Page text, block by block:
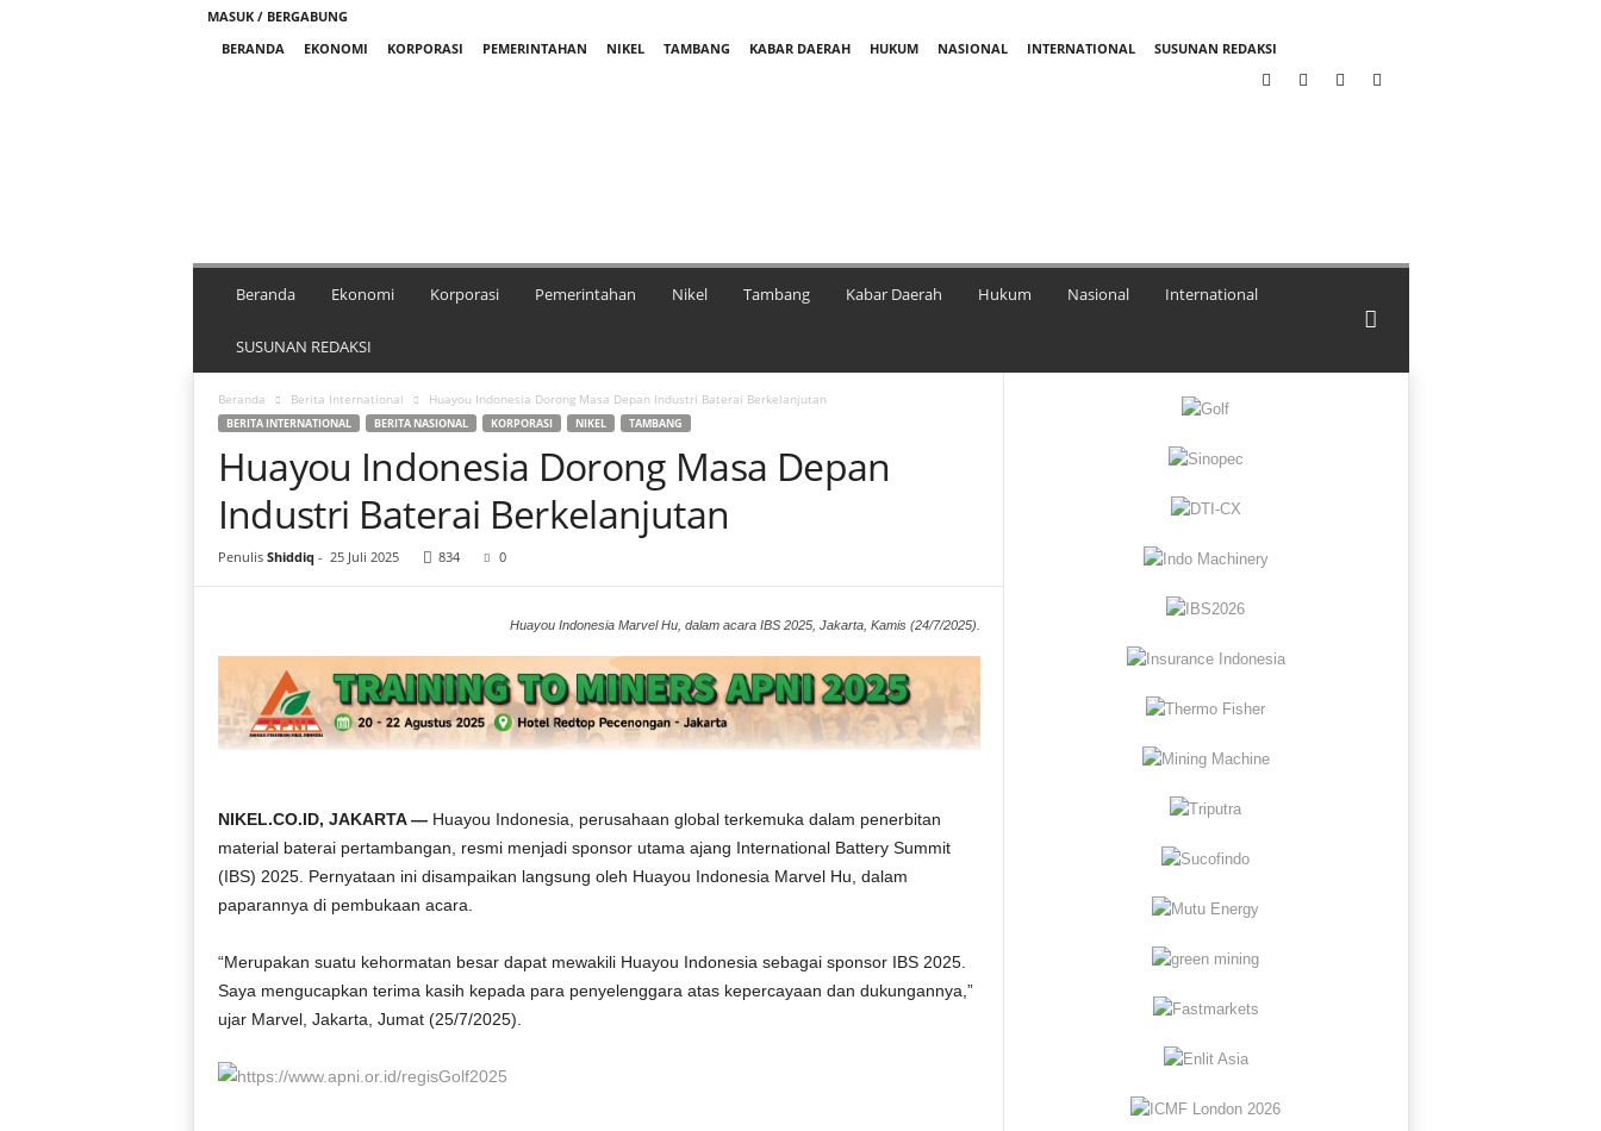
MASUK / BERGABUNG
BERANDA
EKONOMI KORPORASI PEMERINTAHAN NIKEL TAMBANG KABAR DAERAH HUKUM NASIONAL INTERNATIONAL SUSUNAN REDAKSI
i
Beranda Ekonomi Korporasi Pemerintahan Nikel Tambang Kabar Daerah Hukum Nasional International
SUSUNAN REDAKSI
Beranda Berita International Huayou Indonesia Dorong Masa Depan Industri Baterai Berkelanjutan
BERITA INTERNATIONAL BERITA NASIONAL KORPORASI NIKEL TAMBANG
Huayou Indonesia Dorong Masa Depan
Industri Baterai Berkelanjutan
Penulis Shiddiq- 25 Juli 2025 834 0
Huayou Indonesia Marvel Hu, dalam acara IBS 2025, Jakarta, Kamis (24/7/2025).
NIKEL.CO.ID, JAKARTA — Huayou Indonesia, perusahaan global terkemuka dalam penerbitan
material baterai pertambangan, resmi menjadi sponsor utama ajang International Battery Summit
(IBS) 2025. Pernyataan ini disampaikan langsung oleh Huayou Indonesia Marvel Hu, dalam
paparannya di pembukaan acara.
“Merupakan suatu kehormatan besar dapat mewakili Huayou Indonesia sebagai sponsor IBS 2025.
Saya mengucapkan terima kasih kepada para penyelenggara atas kepercayaan dan dukungannya,”
ujar Marvel, Jakarta, Jumat (25/7/2025).